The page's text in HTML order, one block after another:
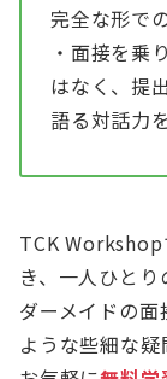
完全な形で
・面接を乗
はなく、提
語る対話力
TCK Workshop
き、一人ひと
ダーメイドの
ような些細な疑